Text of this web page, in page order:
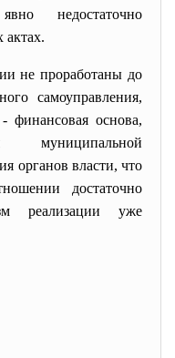
недостаточно
не проработаны до
самоуправления,
финансовая основа,
муниципальной
органов власти, что
достаточно
реализации уже